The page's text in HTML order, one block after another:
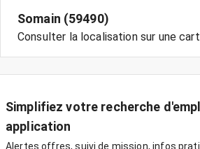
Somain (59490)
Consulter la localisation sur une
Simplifiez votre recherche
application
Alertes offres, suivi de mission, infos